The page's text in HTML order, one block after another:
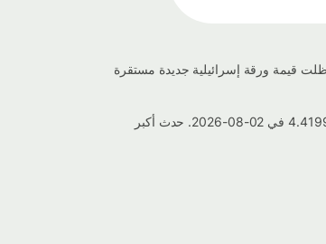
بنسبة 0.977% منذ الأمس. خلال الأسبوع الماضي، ظلت قيمة ورقة إسرائيلية جديدة مستقرة
خلال الأسبوع الماضي، تذبذب سعر صرف ورقة إسرائيلية جديدة إلى إلى روبية سيشيلية بين أعلى مستوى 4.84238 في 05-08-2026 وأدنى مستوى 4.41993 في 02-08-2026. حدث أكبر